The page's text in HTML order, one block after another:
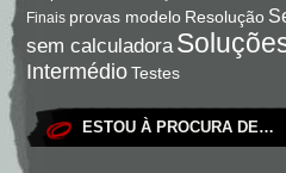
Finais provas modelo Resolução
sem calculadora
IntermédioTestes
ESTOU À PROCURA DE…